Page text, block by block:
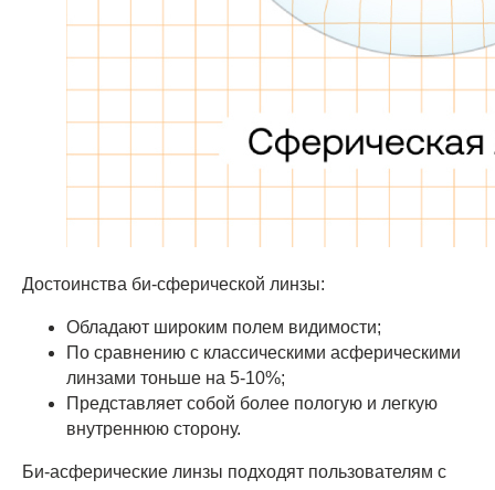
Достоинства би-сферической линзы:
Обладают широким полем видимости;
По сравнению с классическими асферическими
линзами тоньше на 5-10%;
Представляет собой более пологую и легкую
внутреннюю сторону.
Би-асферические линзы подходят пользователям с